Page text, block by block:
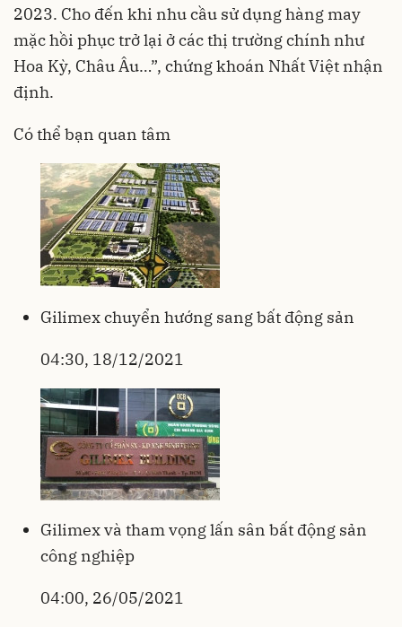
2023. Cho đến khi nhu cầu sử dụng hàng may
mặc hồi phục trở lại ở các thị trường chính như
Hoa Kỳ, Châu Âu…”, chứng khoán Nhất Việt nhận
định.
Có thể bạn quan tâm
Gilimex chuyển hướng sang bất động sản
04:30, 18/12/2021
Gilimex và tham vọng lấn sân bất động sản
công nghiệp
04:00, 26/05/2021